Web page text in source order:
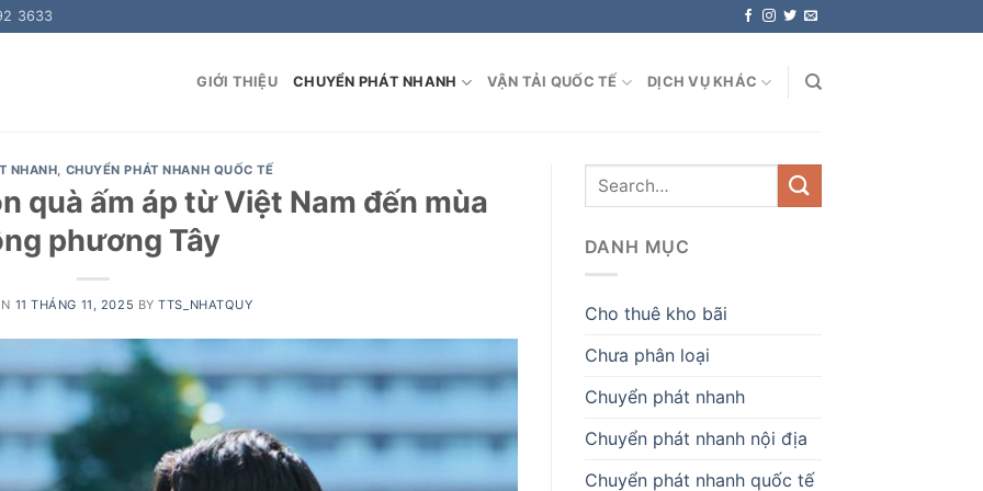
3633
GIỚI THIỆU CHUYỂN PHÁT NHANH VẬN TẢI QUỐC TẾ DỊCH VỤ KHÁC
NHANH, CHUYỂN PHÁT NHANH QUỐC TẾ
quà ấm áp từ Việt Nam đến mùa
phương Tây
11 THÁNG 11, 2025 BYTTS_NHATQUY
DANH MỤC
Cho thuê kho bãi
Chưa phân loại
Chuyển phát nhanh
Chuyển phát nhanh nội địa
Chuyển phát nhanh quốc tế